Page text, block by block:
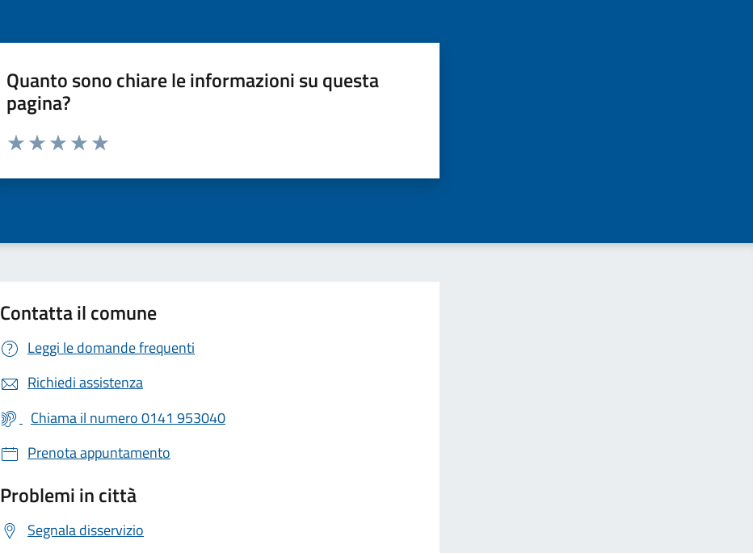
Quanto sono chiare le informazioni su questa
pagina?
Valuta da 1 a 5 stelle la pagina
Contatta il comune
Leggi le domande frequenti
Richiedi assistenza
Chiama il numero 0141 953040
Prenota appuntamento
Problemi in città
Segnala disservizio